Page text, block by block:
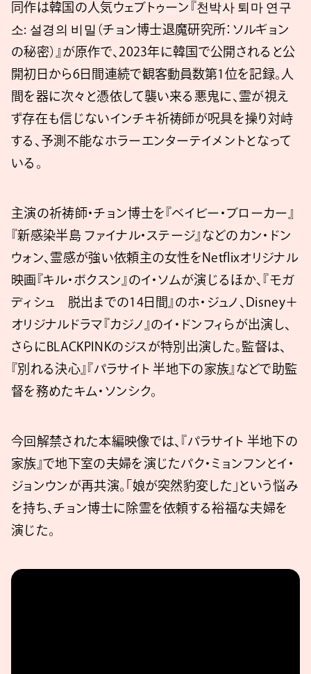
同作は韓国の人気ウェブトゥーン『천박사 퇴마 연구
소: 설경의 비밀（チョン博士退魔研究所：ソルギョン
の秘密）』が原作で、2023年に韓国で公開されると公
開初日から6日間連続で観客動員数第1位を記録。人
間を器に次々と憑依して襲い来る悪鬼に、霊が視え
ず存在も信じないインチキ祈祷師が呪具を操り対峙
する、予測不能なホラーエンターテイメントとなって
いる。
主演の祈祷師・チョン博士を『ベイビー・ブローカー』
『新感染半島 ファイナル・ステージ』などのカン・ドン
ウォン、霊感が強い依頼主の女性をNetflixオリジナル
映画『キル・ボクスン』のイ・ソムが演じるほか、『モガ
ディシュ 脱出までの14日間』のホ・ジュノ、Disney＋
オリジナルドラマ『カジノ』のイ・ドンフィらが出演し、
さらにBLACKPINKのジスが特別出演した。監督は、
『別れる決心』『パラサイト 半地下の家族』などで助監
督を務めたキム・ソンシク。
今回解禁された本編映像では、『パラサイト 半地下の
家族』で地下室の夫婦を演じたパク・ミョンフンとイ・
ジョンウンが再共演。「娘が突然豹変した」という悩み
を持ち、チョン博士に除霊を依頼する裕福な夫婦を
演じた。